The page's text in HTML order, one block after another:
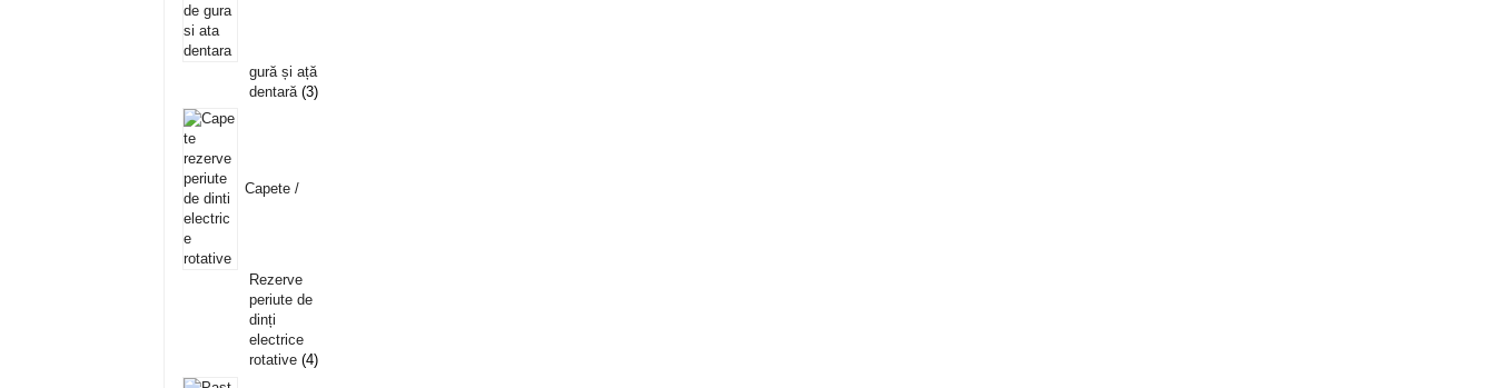
gură și ață
dentară 3
Capete /
Rezerve
periute de
dinți
electrice
rotative 4